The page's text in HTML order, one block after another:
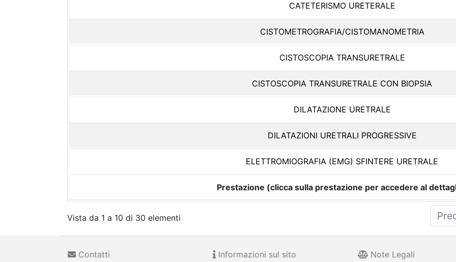
CATETERISMO URETERALE
CISTOMETROGRAFIA/CISTOMANOMETRIA
CISTOSCOPIA TRANSURETRALE
CISTOSCOPIA TRANSURETRALE CON BIOPSIA
DILATAZIONE URETRALE
DILATAZIONI URETRALI PROGRESSIVE
ELETTROMIOGRAFIA (EMG) SFINTERE URETRALE
Prestazione (clicca sulla prestazione per accedere al
Vista da 1 a 10 di 30 elementi
Contatti Informazioni sul sito Note Legali